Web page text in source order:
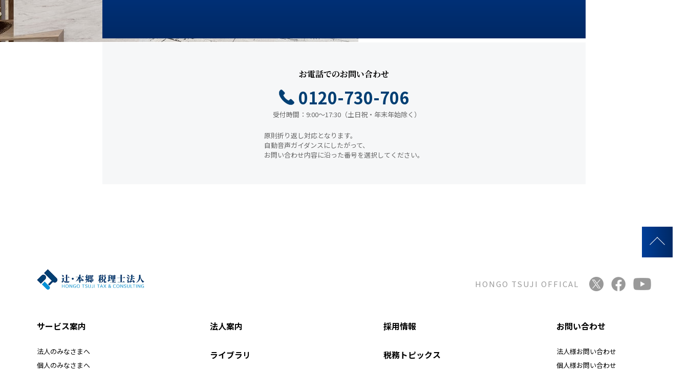
お電話でのお問い合わせ
0120-730-706
受付時間：9:00～17:30（土日祝・年末年始除く）
原則折り返し対応となります。
自動音声ガイダンスにしたがって、
お問い合わせ内容に沿った番号を選択してください。
HONGO TSUJI OFFICAL
サービス案内
法人のみなさまへ
個人のみなさまへ
法人案内
ライブラリ
採用情報
税務トピックス
お問い合わせ
法人様お問い合わせ
個人様お問い合わせ